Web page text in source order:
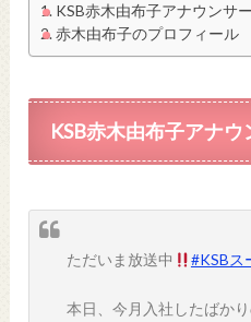
KSB赤木由布子アナウンサ
赤木由布子のプロフィール
KSB赤木由布子アナウ
ただいま放送中 #KSBス
本日、今月入社したばか